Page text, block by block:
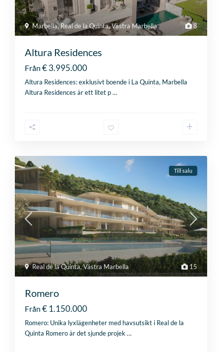
8
Marbella,Real de la Quinta,Västra Marbella
Altura Residences
Från € 3.995.000
Altura Residences: exklusivt boende i La Quinta, Marbella
Altura Residences är ett litet p…
15
Real de la Quinta,Västra Marbella
Till salu
Romero
Från € 1.150.000
Romero: Unika lyxlägenheter med havsutsikt i Real de la
Quinta Romero är det sjunde projek…